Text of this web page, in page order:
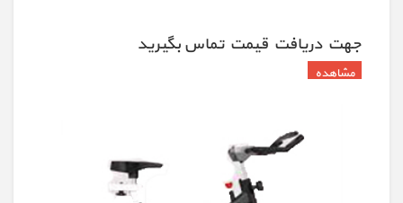
جهت دريافت قيمت تماس بگيريد